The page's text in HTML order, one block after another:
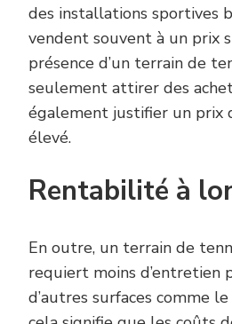
des installations sportives
vendent souvent à un prix
présence d’un terrain de
seulement attirer des
également justifier un prix
élevé.
Rentabilité à
En outre, un terrain de
requiert moins d’entretien
d’autres surfaces comme